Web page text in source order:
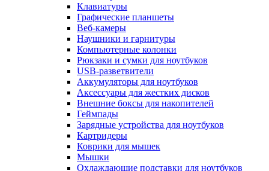
Клавиатуры
Графические планшеты
Веб-камеры
Наушники и гарнитуры
Компьютерные колонки
Рюкзаки и сумки для ноутбуков
USB-разветвители
Аккумуляторы для ноутбуков
Аксессуары для жестких дисков
Внешние боксы для накопителей
Геймпады
Зарядные устройства для ноутбуков
Картридеры
Коврики для мышек
Мышки
Охлаждающие подставки для ноутбуков